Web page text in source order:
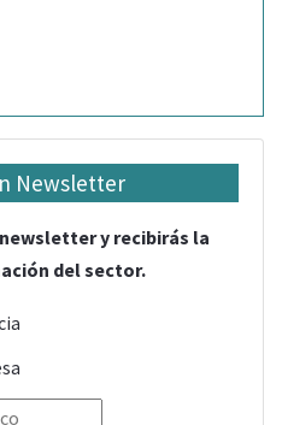
Newsletter
y recibirás la
del sector.